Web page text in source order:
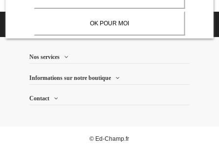
Nos services
Informations sur notre boutique
Contact
OK POUR MOI
© Ed-Champ.fr